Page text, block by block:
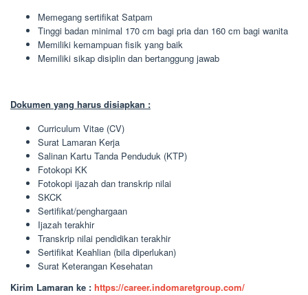
Memegang sertifikat Satpam
Tinggi badan minimal 170 cm bagi pria dan 160 cm bagi wanita
Memiliki kemampuan fisik yang baik
Memiliki sikap disiplin dan bertanggung jawab
Dokumen yang harus disiapkan :
Curriculum Vitae (CV)
Surat Lamaran Kerja
Salinan Kartu Tanda Penduduk (KTP)
Fotokopi KK
Fotokopi ijazah dan transkrip nilai
SKCK
Sertifikat/penghargaan
Ijazah terakhir
Transkrip nilai pendidikan terakhir
Sertifikat Keahlian (bila diperlukan)
Surat Keterangan Kesehatan
Kirim Lamaran ke : https://career.indomaretgroup.com/